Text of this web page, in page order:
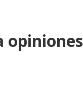
opiniones